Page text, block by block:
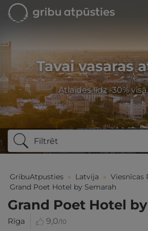
Tavai vasaras
Atlaides līdz -30%
Filtrēt
GribuAtpusties » Latvija » Viesnīcas
Grand Poet Hotel by Semarah
Grand Poet Hotel
Rīga 9,0/10